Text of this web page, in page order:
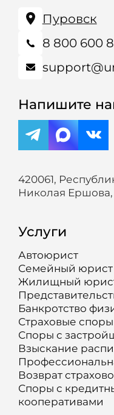
Пуровск
8 800 600
Напишите
420061,
Николая Ершова,
Услуги
Автоюрист
Семейный юрист
Жилищный
Банкротство
Страховые споры
Споры с
Взыскание
Возврат
Споры с
кооперативами